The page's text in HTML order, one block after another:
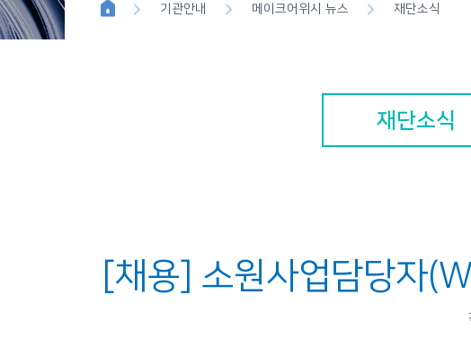
기관안내 메이크어위시 뉴스 재단소식
재단소식
[채용] 소원사업담당자